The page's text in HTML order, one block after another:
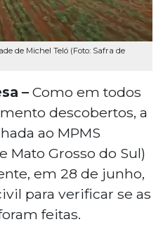
de Michel Teló (Foto: Safra de
– Como em todos
descobertos, a
ao MPMS
Mato Grosso do Sul)
em 28 de junho,
para verificar se as
feitas.